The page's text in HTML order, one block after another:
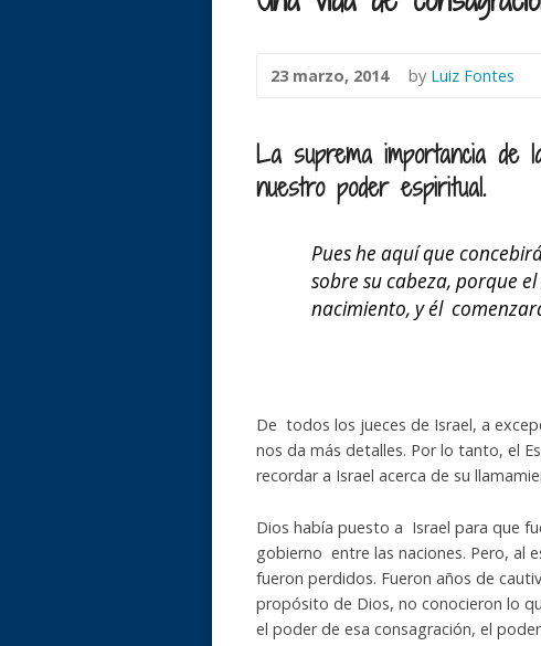
23 marzo, 2014 by Luiz Fontes
La suprema importancia de
nuestro poder espiritual.
Pues he aquí que
sobre su cabeza, porque
nacimiento, y él
De todos los jueces de Israel, a
nos da más detalles. Por lo tanto, el
recordar a Israel acerca de su
Dios había puesto a Israel para que
gobierno entre las naciones. Pero, al
fueron perdidos. Fueron años de
propósito de Dios, no conocieron lo
el poder de esa consagración, el